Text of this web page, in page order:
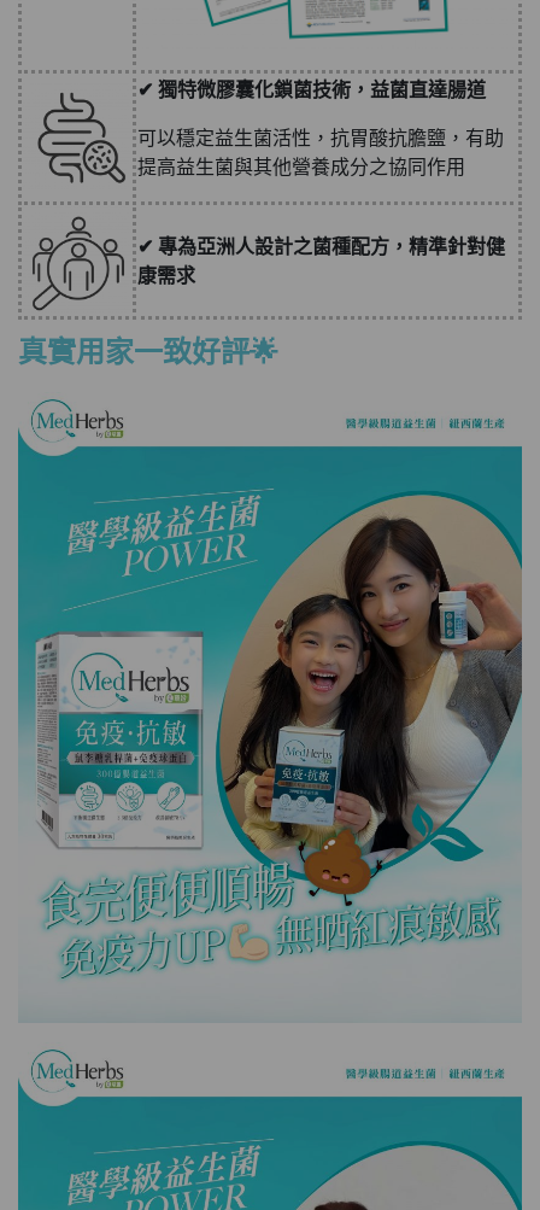
✔ 獨特微膠囊化鎖菌技術，益菌直達腸道
可以穩定益生菌活性，抗胃酸抗膽鹽，有助
提高益生菌與其他營養成分之協同作用
✔ 專為亞洲人設計之菌種配方，精準針對健
康需求
真實用家一致好評🌟